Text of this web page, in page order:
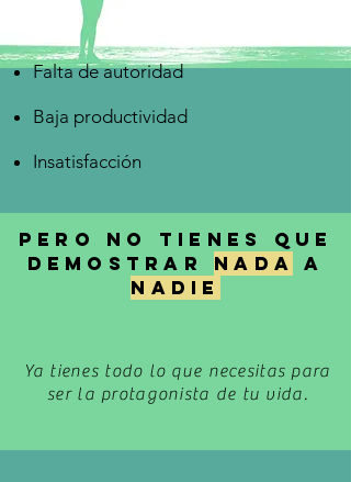
Falta de autoridad
Baja productividad
Insatisfacción
PERO NO TIENES QUE
DEMOSTRAR NADA
A
NADIE
Ya tienes todo lo que necesitas para
ser la protagonista de tu vida.